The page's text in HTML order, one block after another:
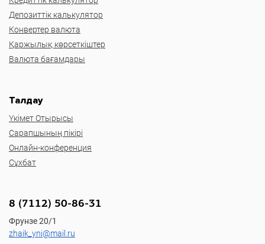
Депозиттік калькулятор
Конвертер валюта
Қаржылық көрсеткіштер
Валюта бағамдары
Талдау
Үкімет Отырысы
Сарапшының пікірі
Онлайн-конференция
Сұхбат
8 (7112) 50-86-31
Фрунзе 20/1
zhaik_yni@mail.ru